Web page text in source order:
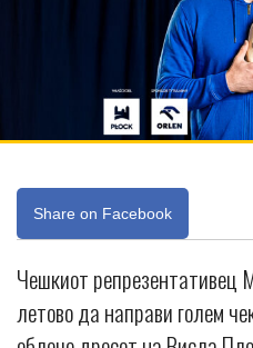
Share on Facebook
Чешкиот репрезентативец
летово да направи голем